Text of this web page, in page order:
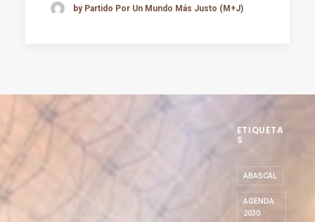
by Partido Por Un Mundo Más Justo (M+J)
ETIQUETA
S
ABASCAL
AGENDA
2030